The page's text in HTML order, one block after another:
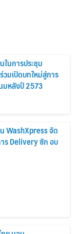
นการประชุม
มเปิดบทใหม่สู่การ
หลังปี 2573
WashXpress จัด
ร Delivery ซัก อบ